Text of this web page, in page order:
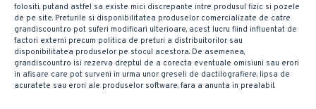
folositi, putand astfel sa existe mici discrepante intre produsul fizic si pozele
de pe site. Preturile si disponibilitatea produselor comercializate de catre
grandiscount.ro pot suferi modificari ulterioare, acest lucru fiind influentat de
factori externi precum politica de preturi a distribuitorilor sau
disponibilitatea produselor pe stocul acestora. De asemenea,
grandiscount.ro isi rezerva dreptul de a corecta eventuale omisiuni sau erori
in afisare care pot surveni in urma unor greseli de dactilografiere, lipsa de
acuratete sau erori ale produselor software, fara a anunta in prealabil.